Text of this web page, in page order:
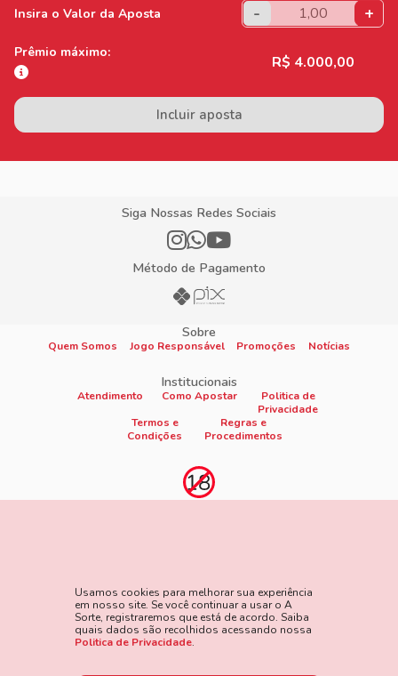
Insira o Valor da Aposta - +
Prêmio máximo:
R$ 4.000,00
Incluir aposta
Usamos cookies para melhorar sua experiência
em nosso site. Se você continuar a usar o A
Sorte, registraremos que está de acordo. Saiba
quais dados são recolhidos acessando nossa
Politica de Privacidade.
Siga Nossas Redes Sociais
Método de Pagamento
Sobre
Quem Somos Jogo Responsável Promoções Notícias
Institucionais
Atendimento Como Apostar
Politica de
Privacidade
Termos e
Condições
Regras e
Procedimentos
perdas financeiras e em excesso podem causar riscos à saúde.
Veja nossa página de Jogo Responsável para mais detalhes e
as ferramentas disponíveis. Jogue com responsabilidade:
www.gamblersanonymous.orgAcesse aqui os Termos e
Condições do site.